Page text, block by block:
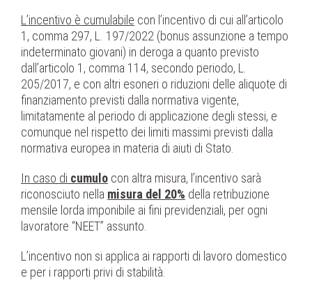
L’incentivo è cumulabile con l’incentivo di cui all’articolo
1, comma 297, L. 197/2022 (bonus assunzione a tempo
indeterminato giovani) in deroga a quanto previsto
dall’articolo 1, comma 114, secondo periodo, L.
205/2017, e con altri esoneri o riduzioni delle aliquote di
finanziamento previsti dalla normativa vigente,
limitatamente al periodo di applicazione degli stessi, e
comunque nel rispetto dei limiti massimi previsti dalla
normativa europea in materia di aiuti di Stato.
In caso di cumulo con altra misura, l’incentivo sarà
riconosciuto nella misura del 20% della retribuzione
mensile lorda imponibile ai fini previdenziali, per ogni
lavoratore “NEET” assunto.
L’incentivo non si applica ai rapporti di lavoro domestico
e per i rapporti privi di stabilità.